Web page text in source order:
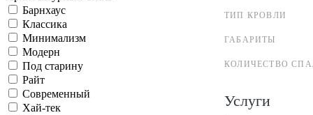
ТИП КРОВЛИ
ГАБАРИТЫ
КОЛИЧЕСТВО
Услуги
Барнхаус
Классика
Минимализм
Модерн
Под старину
Райт
Современный
Хай-тек